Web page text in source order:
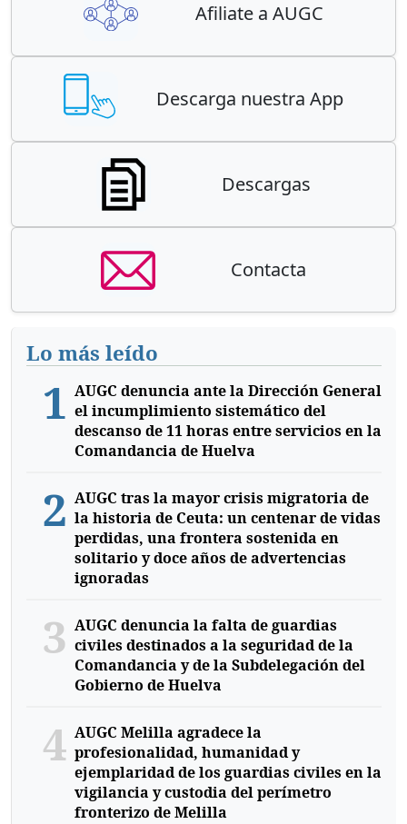
Afiliate a AUGC
Descarga nuestra App
Descargas
Contacta
Lo más leído
1 AUGC denuncia ante la Dirección General
el incumplimiento sistemático del
descanso de 11 horas entre servicios en la
Comandancia de Huelva
2 AUGC tras la mayor crisis migratoria de
la historia de Ceuta: un centenar de vidas
perdidas, una frontera sostenida en
solitario y doce años de advertencias
ignoradas
3 AUGC denuncia la falta de guardias
civiles destinados a la seguridad de la
Comandancia y de la Subdelegación del
Gobierno de Huelva
4 AUGC Melilla agradece la
profesionalidad, humanidad y
ejemplaridad de los guardias civiles en la
vigilancia y custodia del perímetro
fronterizo de Melilla